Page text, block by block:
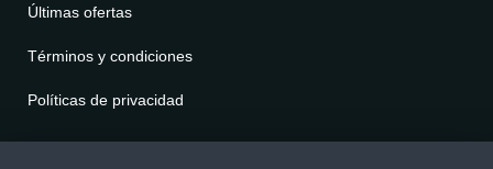
Últimas ofertas
Términos y condiciones
Políticas de privacidad